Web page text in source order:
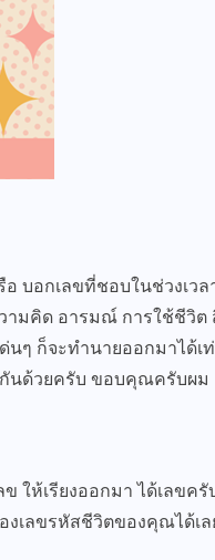
บอกเลขที่ชอบในช่วงเว
ามคิด อารมณ์ การใช้ชีวิต
นๆ ก็จะทำนายออกมาได้เ
กันด้วยครับ ขอบคุณครับผม
ห้เรียงออกมา ได้เลขครั
งเลขรหัสชีวิตของคุณได้เ